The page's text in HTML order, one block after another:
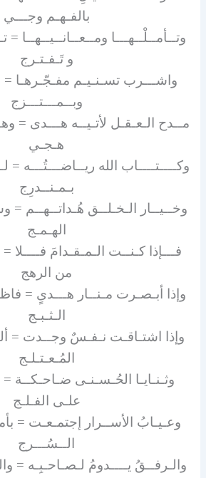
بالفـهـم وجـــي
وتــأمــلْــهـــا
و تَـفـتـرج
واشـــرب تسـنـيـم مفـجّـرهـا =
وبــمـــتـــزج
مــدح الـعـقـل لأتـيــه هـــدى =
هـجـي
وكــــتــــاب الله ريــاضـــتُـــه =
بـمـنــدرِج
وخــيــار الـخـلــق هُـداتــهــم
الهـمـج
فـــإذا كـنــت الـمـقـدامَ
من الرهج
وإذا أبـصـرت مـنــار هـــدىٍ =
الـثـبـج
وإذا اشتـاقـت نـفـسٌ وجــدت =
المُـعـتـلـج
وثـنـايـا الحُـسـنـى ضـاحـكــة
علـى الفـلـج
وعـيـابُ الأســرار إجتمـعـت =
الــسُـــرج
والـرفــقُ يــــدومُ لـصـاحـبِـه =